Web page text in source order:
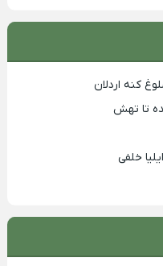
کنه اردلان
تا تهش
خلفی